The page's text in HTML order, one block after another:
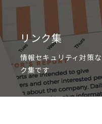
リンク集
情報セキュリティ対策
ク集です